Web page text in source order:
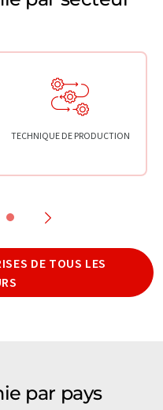
TECHNIQUE DE PRODUCTION
DE TOUS LES
par pays